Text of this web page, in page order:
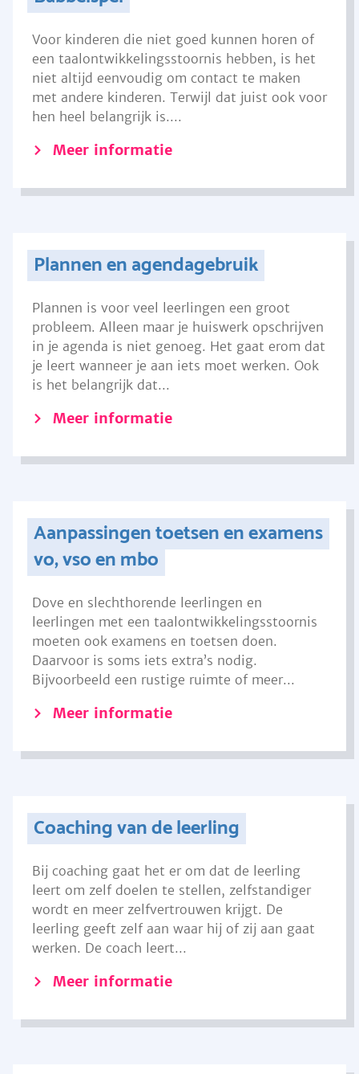
Voor kinderen die niet goed kunnen horen of
een taalontwikkelingsstoornis hebben, is het
niet altijd eenvoudig om contact te maken
met andere kinderen. Terwijl dat juist ook voor
hen heel belangrijk is....
Meer informatie
Plannen en agendagebruik
Plannen is voor veel leerlingen een groot
probleem. Alleen maar je huiswerk opschrijven
in je agenda is niet genoeg. Het gaat erom dat
je leert wanneer je aan iets moet werken. Ook
is het belangrijk dat...
Meer informatie
Aanpassingen toetsen en examens
vo, vso en mbo
Dove en slechthorende leerlingen en
leerlingen met een taalontwikkelingsstoornis
moeten ook examens en toetsen doen.
Daarvoor is soms iets extra’s nodig.
Bijvoorbeeld een rustige ruimte of meer...
Meer informatie
Coaching van de leerling
Bij coaching gaat het er om dat de leerling
leert om zelf doelen te stellen, zelfstandiger
wordt en meer zelfvertrouwen krijgt. De
leerling geeft zelf aan waar hij of zij aan gaat
werken. De coach leert...
Meer informatie